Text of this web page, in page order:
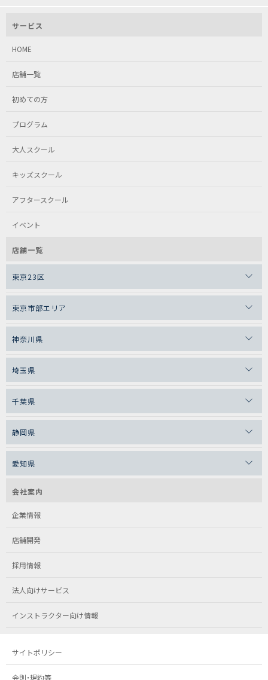
サービス
HOME
店舗一覧
初めての方
プログラム
大人スクール
キッズスクール
アフタースクール
イベント
店舗一覧
東京23区
東京市部エリア
神奈川県
埼玉県
千葉県
静岡県
愛知県
会社案内
企業情報
店舗開発
採用情報
法人向けサービス
インストラクター向け情報
サイトポリシー
会則・規約等